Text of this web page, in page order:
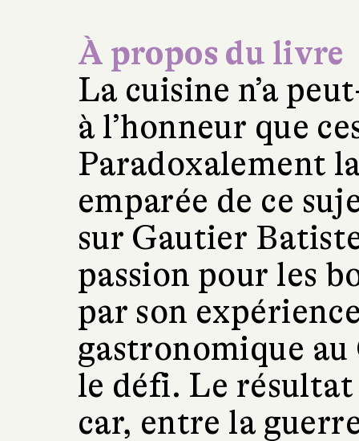
À propos du livre
La cuisine n’a
à l’honneur que
Paradoxalement
emparée de ce
sur Gautier
passion pour les
par son
gastronomique
le défi. Le
car, entre la